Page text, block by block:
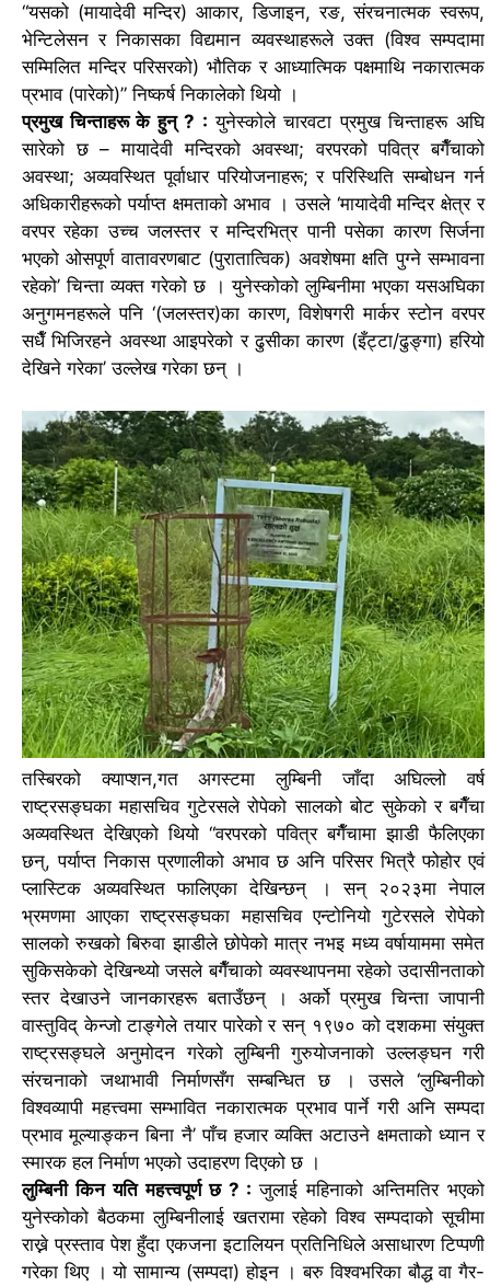
“यसको (मायादेवी मन्दिर) आकार, डिजाइन, रङ, संरचनात्मक स्वरूप,
भेन्टिलेसन र निकासका विद्यमान व्यवस्थाहरूले उक्त (विश्व सम्पदामा
सम्मिलित मन्दिर परिसरको) भौतिक र आध्यात्मिक पक्षमाथि नकारात्मक
प्रभाव (पारेको)” निष्कर्ष निकालेको थियो ।
प्रमुख चिन्ताहरू के हुन् ? :युनेस्कोले चारवटा प्रमुख चिन्ताहरू अघि
सारेको छ – मायादेवी मन्दिरको अवस्था; वरपरको पवित्र बगैँचाको
अवस्था; अव्यवस्थित पूर्वाधार परियोजनाहरू; र परिस्थिति सम्बोधन गर्न
अधिकारीहरूको पर्याप्त क्षमताको अभाव ।उसले ‘मायादेवी मन्दिर क्षेत्र र
वरपर रहेका उच्च जलस्तर र मन्दिरभित्र पानी पसेका कारण सिर्जना
भएको ओसपूर्ण वातावरणबाट (पुरातात्विक) अवशेषमा क्षति पुग्ने सम्भावना
रहेको’ चिन्ता व्यक्त गरेको छ ।युनेस्कोको लुम्बिनीमा भएका यसअघिका
अनुगमनहरूले पनि ‘(जलस्तर)का कारण, विशेषगरी मार्कर स्टोन वरपर
सधैँ भिजिरहने अवस्था आइपरेको र ढुसीका कारण (इँट्टा/ढुङ्गा) हरियो
देखिने गरेका’ उल्लेख गरेका छन् ।
तस्बिरको क्याप्शन,गत अगस्टमा लुम्बिनी जाँदा अघिल्लो वर्ष
राष्ट्रसङ्घका महासचिव गुटेरसले रोपेको सालको बोट सुकेको र बगैँचा
अव्यवस्थित देखिएको थियो “वरपरको पवित्र बगैँचामा झाडी फैलिएका
छन्, पर्याप्त निकास प्रणालीको अभाव छ अनि परिसर भित्रै फोहोर एवं
प्लास्टिक अव्यवस्थित फालिएका देखिन्छन् ।सन् २०२३मा नेपाल
भ्रमणमा आएका राष्ट्रसङ्घका महासचिव एन्टोनियो गुटेरसले रोपेको
सालको रुखको बिरुवा झाडीले छोपेको मात्र नभइ मध्य वर्षायाममा समेत
सुकिसकेको देखिन्थ्यो जसले बगैँचाको व्यवस्थापनमा रहेको उदासीनताको
स्तर देखाउने जानकारहरू बताउँछन् । अर्को प्रमुख चिन्ता जापानी
वास्तुविद् केन्जो टाङ्गेले तयार पारेको र सन् १९७० को दशकमा संयुक्त
राष्ट्रसङ्घले अनुमोदन गरेको लुम्बिनी गुरुयोजनाको उल्लङ्घन गरी
संरचनाको जथाभावी निर्माणसँग सम्बन्धित छ ।उसले ‘लुम्बिनीको
विश्वव्यापी महत्त्वमा सम्भावित नकारात्मक प्रभाव पार्ने गरी अनि सम्पदा
प्रभाव मूल्याङ्कन बिना नै’ पाँच हजार व्यक्ति अटाउने क्षमताको ध्यान र
स्मारक हल निर्माण भएको उदाहरण दिएको छ ।
लुम्बिनी किन यति महत्त्वपूर्ण छ ? :जुलाई महिनाको अन्तिमतिर भएको
युनेस्कोको बैठकमा लुम्बिनीलाई खतरामा रहेको विश्व सम्पदाको सूचीमा
राख्ने प्रस्ताव पेश हुँदा एकजना इटालियन प्रतिनिधिले असाधारण टिप्पणी
गरेका थिए ।यो सामान्य (सम्पदा) होइन । बरु विश्वभरिका बौद्ध वा गैर-